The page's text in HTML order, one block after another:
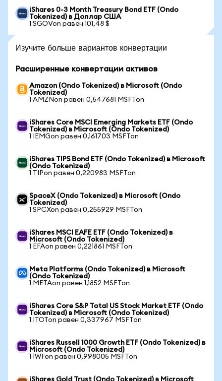
iShares 0-3 Month Treasury Bond ETF (Ondo
Tokenized) в Доллар США
1 SGOVon равен 101,48 $
Изучите больше вариантов конвертации
Расширенные конвертации активов
Amazon (Ondo Tokenized) в Microsoft (Ondo
Tokenized)
1 AMZNon равен 0,547681 MSFTon
iShares Core MSCI Emerging Markets ETF (Ondo
Tokenized) в Microsoft (Ondo Tokenized)
1 IEMGon равен 0,161703 MSFTon
iShares TIPS Bond ETF (Ondo Tokenized) в Microsoft
(Ondo Tokenized)
1 TIPon равен 0,220983 MSFTon
SpaceX (Ondo Tokenized) в Microsoft (Ondo
Tokenized)
1 SPCXon равен 0,255929 MSFTon
iShares MSCI EAFE ETF (Ondo Tokenized) в
Microsoft (Ondo Tokenized)
1 EFAon равен 0,221861 MSFTon
Meta Platforms (Ondo Tokenized) в Microsoft
(Ondo Tokenized)
1 METAon равен 1,1852 MSFTon
iShares Core S&P Total US Stock Market ETF (Ondo
Tokenized) в Microsoft (Ondo Tokenized)
1 ITOTon равен 0,337967 MSFTon
iShares Russell 1000 Growth ETF (Ondo Tokenized) в
Microsoft (Ondo Tokenized)
1 IWFon равен 0,998005 MSFTon
iShares Gold Trust (Ondo Tokenized) в Microsoft